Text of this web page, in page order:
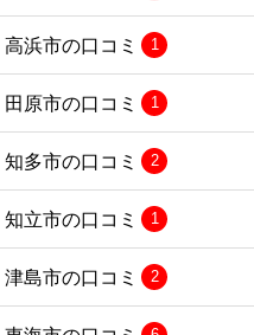
高浜市の口コミ 1
田原市の口コミ 1
知多市の口コミ 2
知立市の口コミ 1
津島市の口コミ 2